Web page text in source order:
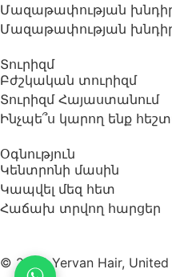
Մազաթափության
Մազաթափության
Տուրիզմ
Բժշկական տուրիզմ
Տուրիզմ Հայաստանում
Ինչպե՞ս կարող ենք
Օգնություն
Կենտրոնի մասին
Կապվել մեզ հետ
Հաճախ տրվող հարցեր
© 2023 Yervan Hair,